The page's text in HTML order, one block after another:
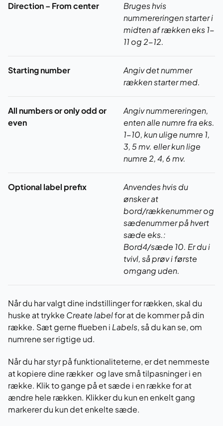
Direction – From center
Bruges hvis
nummereringen starter i
midten af rækken eks 1-
11 og 2-12.
Starting number
Angiv det nummer
rækken starter med.
All numbers or only odd or
even
Angiv nummereringen,
enten alle numre fra eks.
1-10, kun ulige numre 1,
3, 5 mv. eller kun lige
numre 2, 4, 6 mv.
Optional label prefix
Anvendes hvis du
ønsker at
bord/rækkenummer og
sædenummer på hvert
sæde eks.:
Bord4/sæde 10. Er du i
tvivl, så prøv i første
omgang uden.
Når du har valgt dine indstillinger for rækken, skal du
huske at trykke Create labelfor at de kommer på din
række. Sæt gerne flueben i Labels, så du kan se, om
numrene ser rigtige ud.
Når du har styr på funktionaliteterne, er det nemmeste
at kopiere dine rækker og lave små tilpasninger i en
række. Klik to gange på et sæde i en række for at
ændre hele rækken. Klikker du kun en enkelt gang
markerer du kun det enkelte sæde.